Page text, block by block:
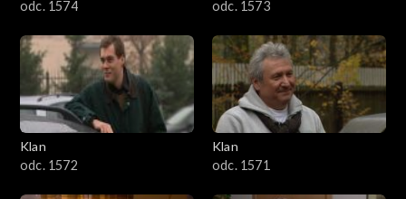
odc. 1574 odc. 1573
Klan
odc. 1572
Klan
odc. 1571